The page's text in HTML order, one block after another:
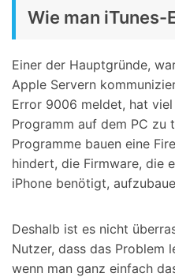
Wie man
Einer der Hauptgründe,
Apple Servern
Error 9006 meldet, hat
Programm auf dem PC zu
Programme bauen eine
hindert, die Firmware, die
iPhone benötigt,
Deshalb ist es nicht
Nutzer, dass das Problem
wenn man ganz einfach